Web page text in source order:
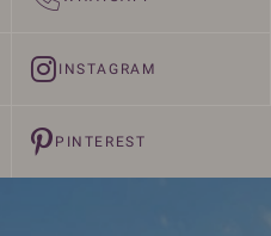
INSTAGRAM
PINTEREST